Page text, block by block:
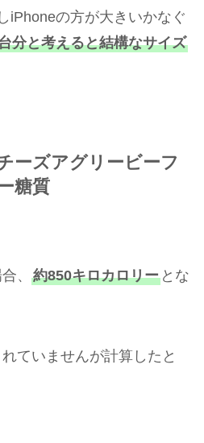
iPhoneの方が大きいかなぐ
分と考えると結構なサイズ
ーズアグリービーフ
糖質
、 約850キロカロリーとな
ていませんが計算したと